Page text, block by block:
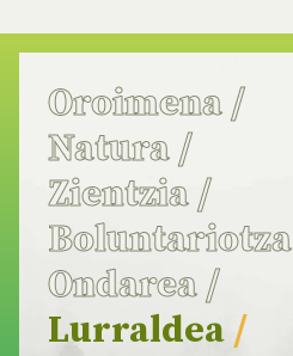
Oroimena /
Natura /
Zientzia/
Boluntariotza
Ondarea/
Lurraldea /